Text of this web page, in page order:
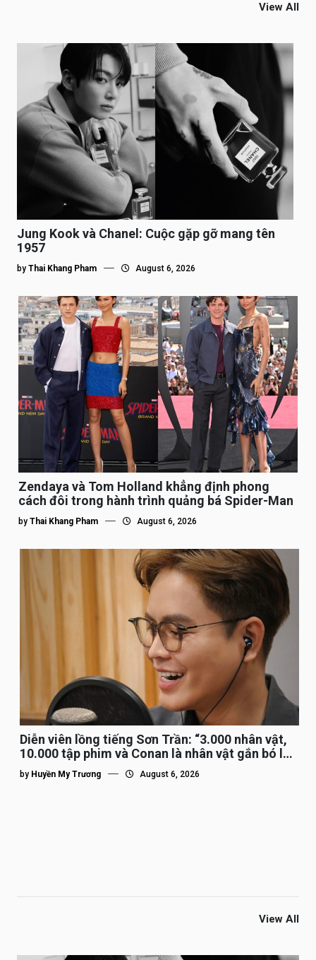
View All
Jung Kook và Chanel: Cuộc gặp gỡ mang tên
1957
by Thai Khang Pham August 6, 2026
Zendaya và Tom Holland khẳng định phong
cách đôi trong hành trình quảng bá Spider-Man
by Thai Khang Pham August 6, 2026
Diễn viên lồng tiếng Sơn Trần: “3.000 nhân vật,
10.000 tập phim và Conan là nhân vật gắn bó lâu
nhất”
by Huyền My Trương August 6, 2026
View All